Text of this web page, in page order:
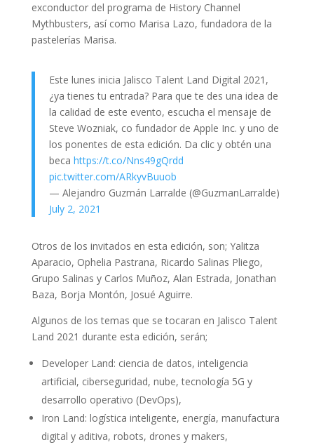
exconductor del programa de History Channel
Mythbusters, así como Marisa Lazo, fundadora de la
pastelerías Marisa.
Este lunes inicia Jalisco Talent Land Digital 2021,
¿ya tienes tu entrada? Para que te des una idea de
la calidad de este evento, escucha el mensaje de
Steve Wozniak, co fundador de Apple Inc. y uno de
los ponentes de esta edición. Da clic y obtén una
beca https://t.co/Nns49gQrdd
pic.twitter.com/ARkyvBuuob
— Alejandro Guzmán Larralde (@GuzmanLarralde)
July 2, 2021
Otros de los invitados en esta edición, son; Yalitza
Aparacio, Ophelia Pastrana, Ricardo Salinas Pliego,
Grupo Salinas y Carlos Muñoz, Alan Estrada, Jonathan
Baza, Borja Montón, Josué Aguirre.
Algunos de los temas que se tocaran en Jalisco Talent
Land 2021 durante esta edición, serán;
Developer Land: ciencia de datos, inteligencia
artificial, ciberseguridad, nube, tecnología 5G y
desarrollo operativo (DevOps),
Iron Land: logística inteligente, energía, manufactura
digital y aditiva, robots, drones y makers,